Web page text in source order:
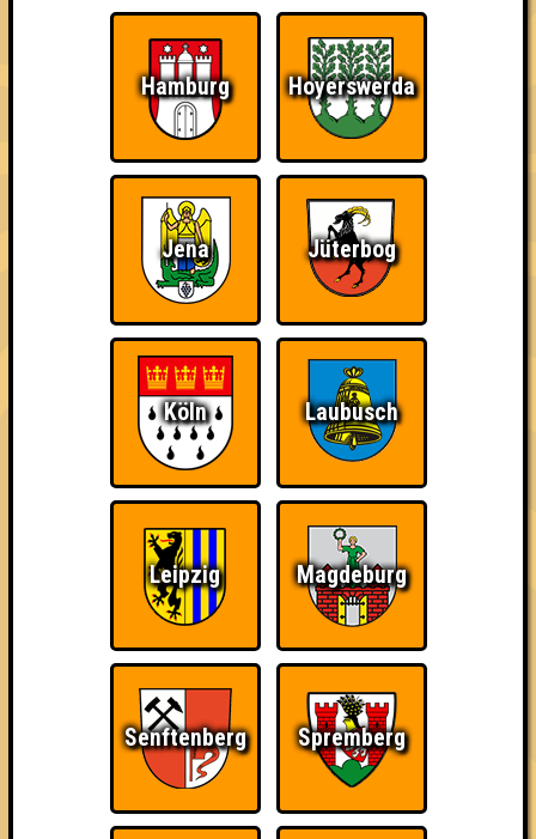
Wiederzehn macht
Quizveteran
Wir sind immer bei
Nerven aus Stahl
The Amount of
Teilnahmen is too
damn high
Ich war da, vor 3000
Jahren
Da-Da Da! Da-Da Da! Erster! So kurz vorm Sieg!
Hamburg Hoyerswerda
Jena Jüterbog
Köln Laubusch
Leipzig Magdeburg
Senftenberg Spremberg